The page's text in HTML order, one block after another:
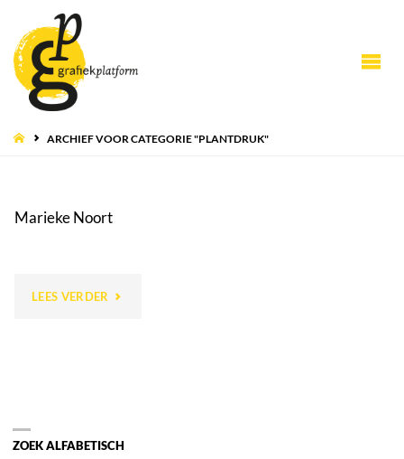
HOMEARCHIEF VOOR CATEGORIE "PLANTDRUK"
Marieke Noort
LEES VERDER "MARIEKE
ZOEK ALFABETISCH